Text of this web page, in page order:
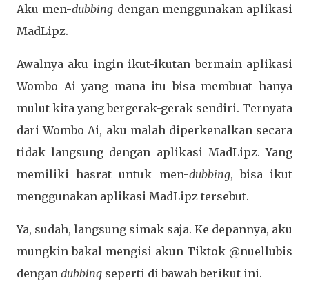
Aku men-dubbing dengan menggunakan aplikasi
MadLipz.
Awalnya aku ingin ikut-ikutan bermain aplikasi
Wombo Ai yang mana itu bisa membuat hanya
mulut kita yang bergerak-gerak sendiri. Ternyata
dari Wombo Ai, aku malah diperkenalkan secara
tidak langsung dengan aplikasi MadLipz. Yang
memiliki hasrat untuk men-dubbing, bisa ikut
menggunakan aplikasi MadLipz tersebut.
Ya, sudah, langsung simak saja. Ke depannya, aku
mungkin bakal mengisi akun Tiktok @nuellubis
dengan dubbing seperti di bawah berikut ini.